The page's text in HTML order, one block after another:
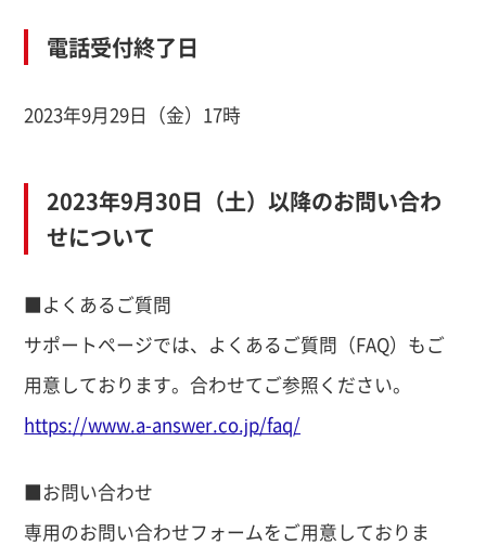
電話受付終了日
2023年9月29日（金）17時
2023年9月30日（土）以降のお問い合わ
せについて
■よくあるご質問
サポートページでは、よくあるご質問（FAQ）もご
用意しております。合わせてご参照ください。
https://www.a-answer.co.jp/faq/
■お問い合わせ
専用のお問い合わせフォームをご用意しておりま